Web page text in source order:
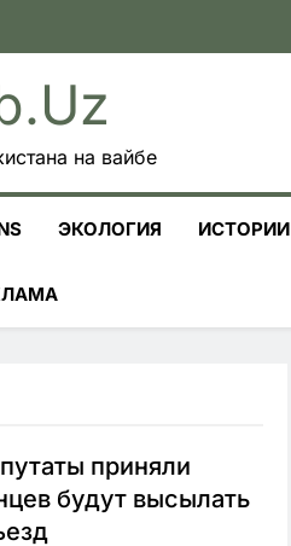
на вайбе
ЭКОЛОГИЯ ИСТОРИИ
приняли
будут высылать